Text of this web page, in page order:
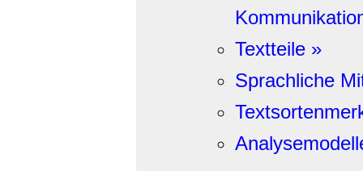
Textteile »
Sprachliche